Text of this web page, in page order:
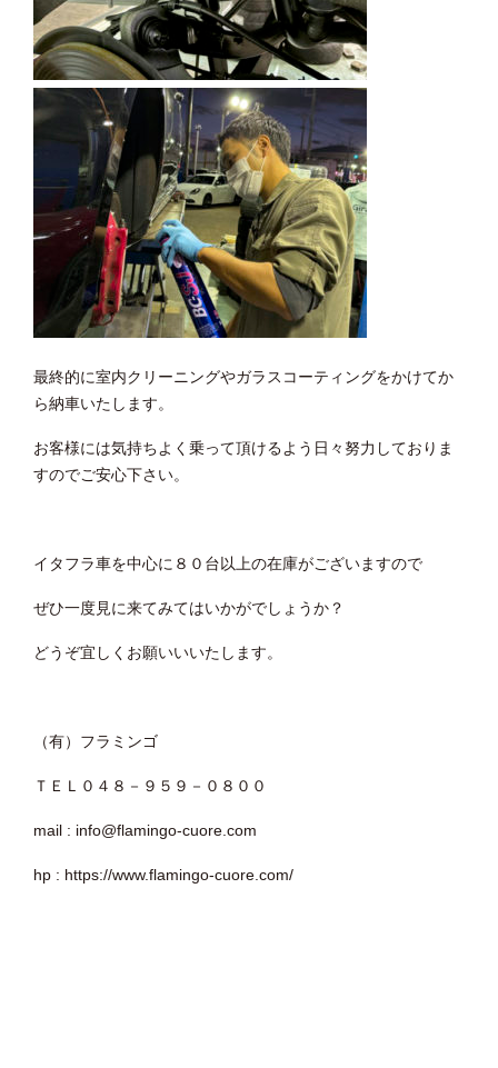
最終的に室内クリーニングやガラスコーティングをかけてか
ら納車いたします。
お客様には気持ちよく乗って頂けるよう日々努力しておりま
すのでご安心下さい。
イタフラ車を中心に８０台以上の在庫がございますので
ぜひ一度見に来てみてはいかがでしょうか？
どうぞ宜しくお願いいいたします。
（有）フラミンゴ
ＴＥＬ０４８－９５９－０８００
mail : info@flamingo-cuore.com
hp : https://www.flamingo-cuore.com/